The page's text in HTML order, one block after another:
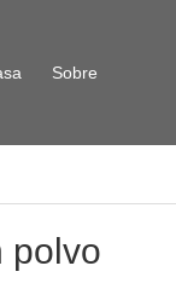
Sobre
polvo